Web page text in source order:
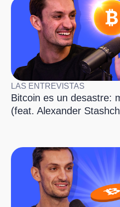
LAS ENTREVISTAS
Bitcoin es un desastre:
(feat. Alexander